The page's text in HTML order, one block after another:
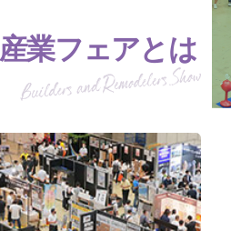
業フェアとは